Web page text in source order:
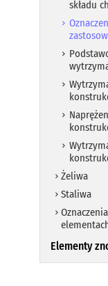
składu
Żeliwa
Staliwa
Elementy